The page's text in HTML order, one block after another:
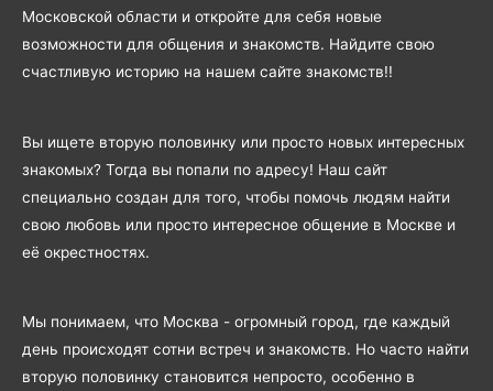
Московской области и откройте для себя новые
возможности для общения и знакомств. Найдите свою
счастливую историю на нашем сайте знакомств!!
Вы ищете вторую половинку или просто новых интересных
знакомых? Тогда вы попали по адресу! Наш сайт
специально создан для того, чтобы помочь людям найти
свою любовь или просто интересное общение в Москве и
её окрестностях.
Мы понимаем, что Москва - огромный город, где каждый
день происходят сотни встреч и знакомств. Но часто найти
вторую половинку становится непросто, особенно в